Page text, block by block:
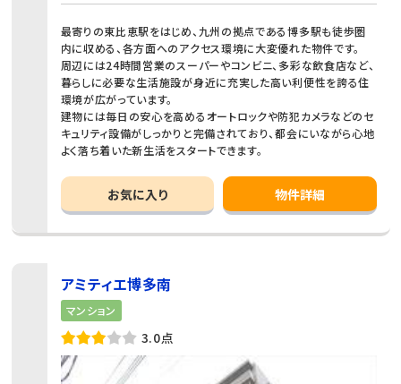
最寄りの東比恵駅をはじめ、九州の拠点である博多駅も徒歩圏
内に収める、各方面へのアクセス環境に大変優れた物件です。
周辺には24時間営業のスーパーやコンビニ、多彩な飲食店など、
暮らしに必要な生活施設が身近に充実した高い利便性を誇る住
環境が広がっています。
建物には毎日の安心を高めるオートロックや防犯カメラなどのセ
キュリティ設備がしっかりと完備されており、都会にいながら心地
よく落ち着いた新生活をスタートできます。
お気に入り 物件詳細
アミティエ博多南
マンション
3.0点